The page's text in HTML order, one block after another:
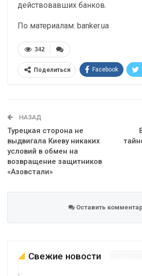
действовавших банков.
По материалам: banker.ua
342
Поделиться Facebook
НАЗАД
Турецкая сторона не
выдвигала Киеву никаких
условий в обмен на
возвращение защитников
«Азовстали»
Оставить
Свежие новости